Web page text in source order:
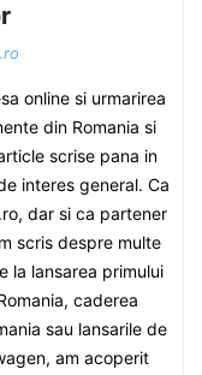
online si urmarirea
din Romania si
scrise pana in
interes general. Ca
dar si ca partener
scris despre multe
la lansarea primului
caderea
sau lansarile de
am acoperit